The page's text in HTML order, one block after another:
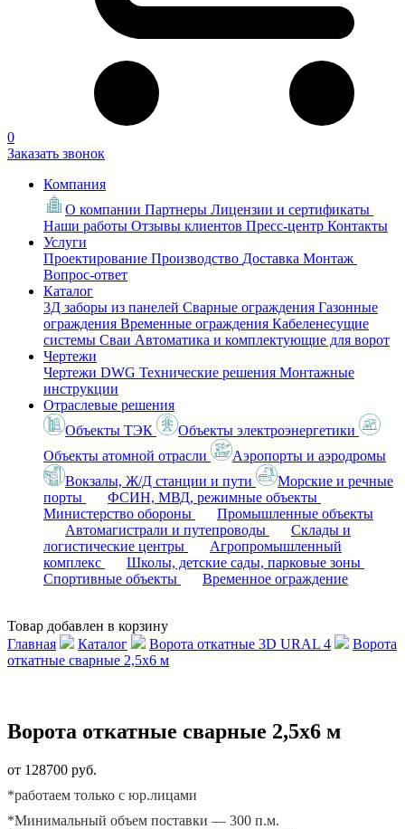
0
Заказать звонок
Компания
О компании Партнеры Лицензии и сертификаты
Наши работы Отзывы клиентов Пресс-центр Контакты
Услуги
Проектирование Производство Доставка Монтаж
Вопрос-ответ
Каталог
3Д заборы из панелей Сварные ограждения Газонные
ограждения Временные ограждения Кабеленесущие
системы Cваи Автоматика и комплектующие для ворот
Чертежи
Чертежи DWG Технические решения Монтажные
инструкции
Отраслевые решения
Объекты ТЭК
Объекты электроэнергетики
Объекты атомной отрасли
Аэропорты и аэродромы
Вокзалы, Ж/Д станции и пути
Морские и речные
порты
ФСИН, МВД, режимные объекты
Министерство обороны
Промышленные объекты
Автомагистрали и путепроводы
Склады и
логистические центры
Агропромышленный
комплекс
Школы, детские сады, парковые зоны
Спортивные объекты
Временное ограждение
Товар добавлен в корзину
Главная
Каталог Ворота откатные 3D URAL 4
Ворота
откатные сварные 2,5х6 м
Ворота откатные сварные 2,5х6 м
от 128700 руб.
*работаем только с юр.лицами
*Минимальный объем поставки — 300 п.м.